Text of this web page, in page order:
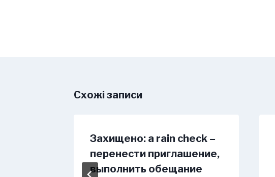
Схожі записи
Захищено: a rain check –
перенести приглашение,
выполнить обещание